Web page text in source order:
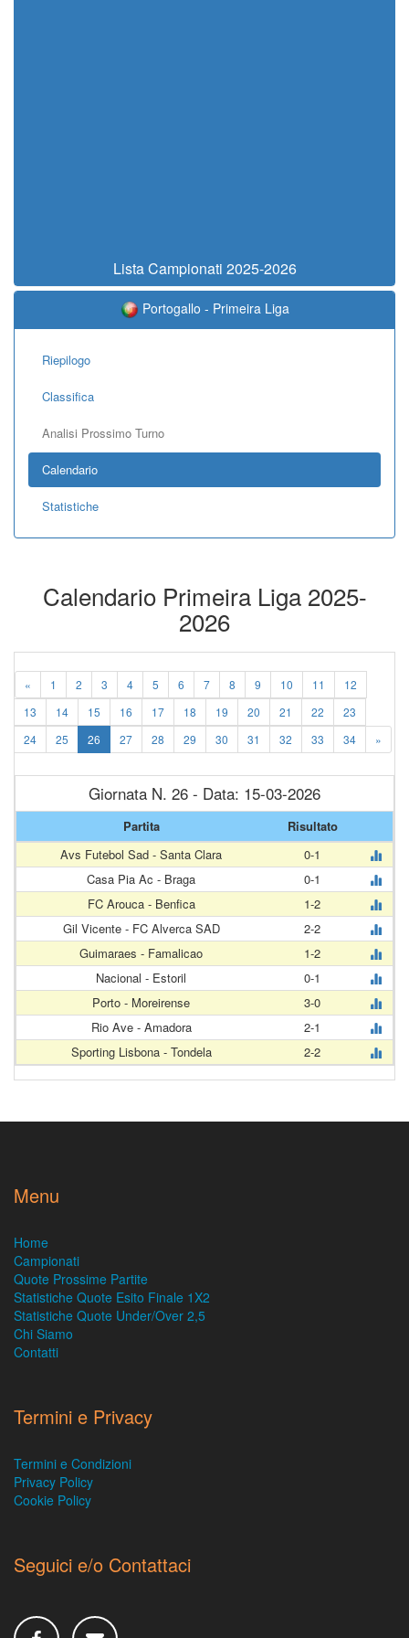
Lista Campionati 2025-2026
Portogallo - Primeira Liga
Riepilogo
Classifica
Analisi Prossimo Turno
Calendario
Statistiche
Calendario Primeira Liga 2025-
2026
« 1 2 3 4 5 6 7 8 9 10 11
12
13
14 15 16 17 18 19 20 21 22
23
24
25 26 27 28 29 30 31 32 33 34 »
Giornata N. 26 - Data: 15-03-2026
Partita
Risultato
Avs Futebol Sad - Santa Clara
0-1
Casa Pia Ac - Braga
0-1
FC Arouca - Benfica
1-2
Gil Vicente - FC Alverca SAD
2-2
Guimaraes - Famalicao
1-2
Nacional - Estoril
0-1
Porto - Moreirense
3-0
Rio Ave - Amadora
2-1
Sporting Lisbona - Tondela
2-2
Menu
Home
Campionati
Quote Prossime Partite
Statistiche Quote Esito Finale 1X2
Statistiche Quote Under/Over 2,5
Chi Siamo
Contatti
Termini e Privacy
Termini e Condizioni
Privacy Policy
Cookie Policy
Seguici e/o Contattaci